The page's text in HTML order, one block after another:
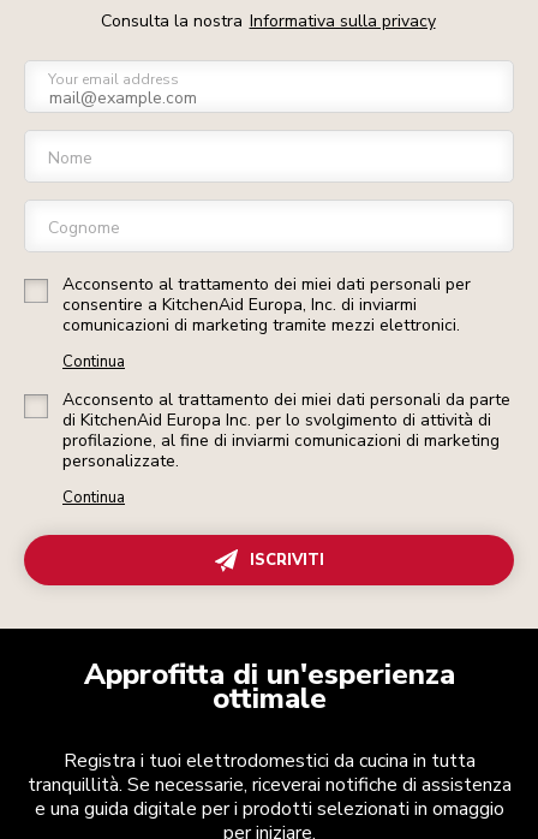
Consulta la nostra Informativa sulla privacy
Your email address
Nome
Cognome
Acconsento al trattamento dei miei dati personali per
consentire a KitchenAid Europa, Inc. di inviarmi
comunicazioni di marketing tramite mezzi elettronici.
Continua
Acconsento al trattamento dei miei dati personali da parte
di KitchenAid Europa Inc. per lo svolgimento di attività di
profilazione, al fine di inviarmi comunicazioni di marketing
personalizzate.
Continua
ISCRIVITI
Approfitta di un'esperienza
ottimale
Registra i tuoi elettrodomestici da cucina in tutta
tranquillità. Se necessarie, riceverai notifiche di assistenza
e una guida digitale per i prodotti selezionati in omaggio
per iniziare.